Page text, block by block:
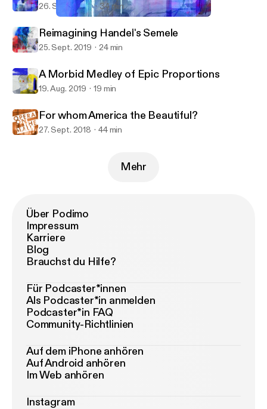
In Tune with Opera Philadelphia
26. Sept. 2019 34 min
Reimagining Handel's Semele
25. Sept. 2019 24 min
A Morbid Medley of Epic Proportions
19. Aug. 2019 19 min
For whom America the Beautiful?
27. Sept. 2018 44 min
Mehr
Über Podimo
Impressum
Karriere
Blog
Brauchst du Hilfe?
Für Podcaster*innen
Als Podcaster*in anmelden
Podcaster*in FAQ
Community-Richtlinien
Auf dem iPhone anhören
Auf Android anhören
Im Web anhören
Instagram